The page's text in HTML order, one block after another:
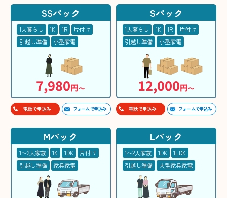
SSパック
1人暮らし 1K 1R
片付け
引越し準備
小型家電
7,980円〜
電話で申込み フォームで申込み
Sパック
1人暮らし 1K 1R
片付け
引越し準備
小型家電
12,000円〜
電話で申込み フォームで申込み
Mパック
1〜2人家族 1K 1DK
片付け
引越し準備
家具家電
Lパック
1〜2人家族 1DK
1LDK
引越し準備
大型家具家電